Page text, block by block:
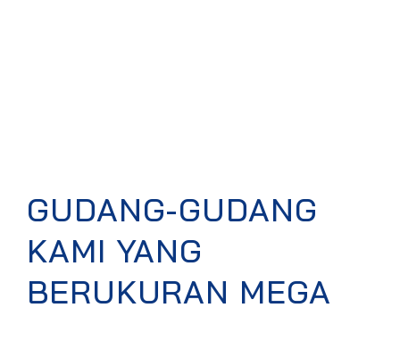
GUDANG-GUDANG
KAMI YANG
BERUKURAN MEGA